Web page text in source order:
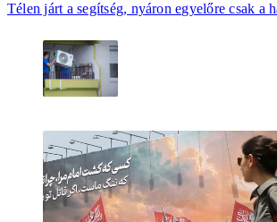
Télen járt a segítség, nyáron egyelőre csak a